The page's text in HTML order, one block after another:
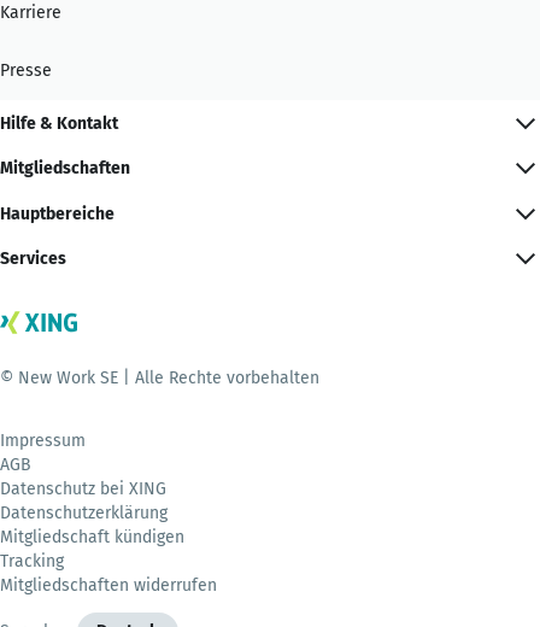
Karriere
Presse
Hilfe & Kontakt
Mitgliedschaften
Hauptbereiche
Services
© New Work SE | Alle Rechte vorbehalten
Impressum
AGB
Datenschutz bei XING
Datenschutzerklärung
Mitgliedschaft kündigen
Tracking
Mitgliedschaften widerrufen